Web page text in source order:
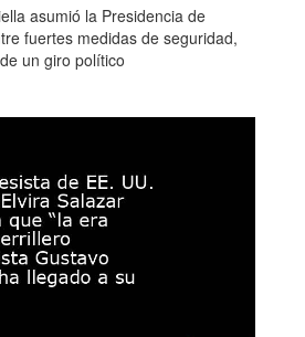
asumió la Presidencia de
fuertes medidas de seguridad,
un giro político